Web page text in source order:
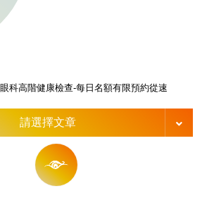
眼科高階健康檢查-每日名額有限預約從速
請選擇文章